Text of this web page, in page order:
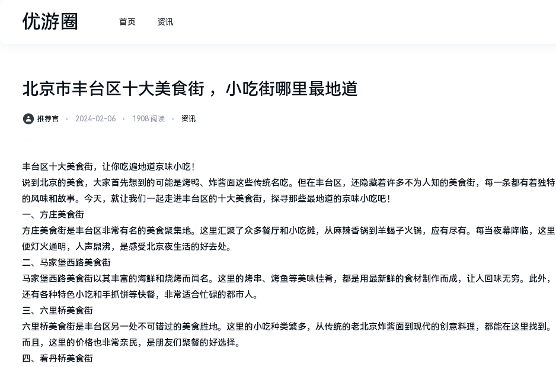
优游圈 首页 资讯
北京市丰台区十大美食街 ，小吃街哪里最地道
推荐官 ⋅ 2024-02-06 ⋅ 1908 阅读 ⋅ 资讯
丰台区十大美食街，让你吃遍地道京味小吃！
说到北京的美食，大家首先想到的可能是烤鸭、炸酱面这些传统名吃。但在丰台区，还隐藏着许多不为人知的美食街，每一条都有着独特
的风味和故事。今天，就让我们一起走进丰台区的十大美食街，探寻那些最地道的京味小吃吧！
一、方庄美食街
方庄美食街是丰台区非常有名的美食聚集地。这里汇聚了众多餐厅和小吃摊，从麻辣香锅到羊蝎子火锅，应有尽有。每当夜幕降临，这里
便灯火通明，人声鼎沸，是感受北京夜生活的好去处。
二、马家堡西路美食街
马家堡西路美食街以其丰富的海鲜和烧烤而闻名。这里的烤串、烤鱼等美味佳肴，都是用最新鲜的食材制作而成，让人回味无穷。此外，
还有各种特色小吃和手抓饼等快餐，非常适合忙碌的都市人。
三、六里桥美食街
六里桥美食街是丰台区另一处不可错过的美食胜地。这里的小吃种类繁多，从传统的老北京炸酱面到现代的创意料理，都能在这里找到。
而且，这里的价格也非常亲民，是朋友们聚餐的好选择。
四、看丹桥美食街